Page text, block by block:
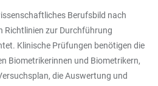
Berufsbild nach
Richtlinien zur Durchführung
Klinische Prüfungen benötigen die
Biometrikerinnen und Biometrikern,
die Auswertung und